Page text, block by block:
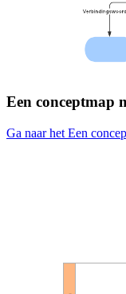
Een conceptmap
Ga naar het Een